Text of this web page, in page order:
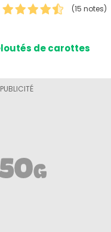
(15 notes)
de carottes